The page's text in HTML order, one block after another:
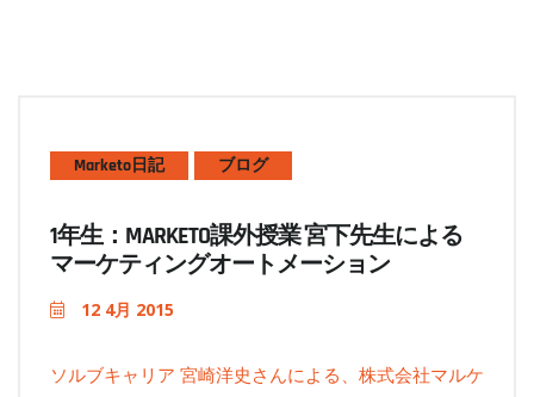
Marketo日記 ブログ
1年生：MARKETO課外授業 宮下先生による
マーケティングオートメーション
12 4月 2015
ソルブキャリア 宮崎洋史さんによる、株式会社マルケ